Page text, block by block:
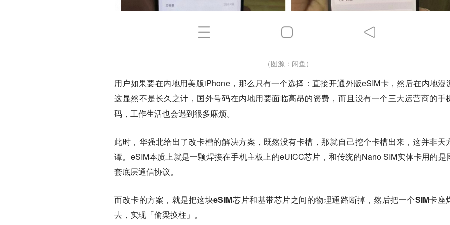
（图源：闲鱼）
用户如果要在内地用美版iPhone，那么只有一个选择：直接开通外版eSIM卡，然后在内地漫
这显然不是长久之计，国外号码在内地用要面临高昂的资费，而且没有一个三大运营商的手
码，工作生活也会遇到很多麻烦。
此时，华强北给出了改卡槽的解决方案，既然没有卡槽，那就自己挖个卡槽出来，这并非天
谭。eSIM本质上就是一颗焊接在手机主板上的eUICC芯片，和传统的Nano SIM实体卡用的是
套底层通信协议。
而改卡的方案，就是把这块eSIM芯片和基带芯片之间的物理通路断掉，然后把一个SIM卡座
去，实现「偷梁换柱」。